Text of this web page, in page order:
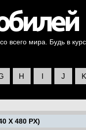
всего мира. Будь в
H I J K
X 480 PX)